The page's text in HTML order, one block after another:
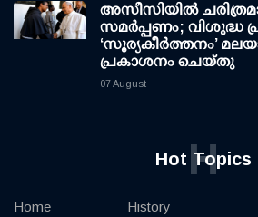
അസീസിയിൽ
സമർപ്പണം; വിശുദ്ധ
‘സൂര്യകീർത്തനം’
പ്രകാശനം ചെയ്തു
07 August
Hot Topics
H
Home
History